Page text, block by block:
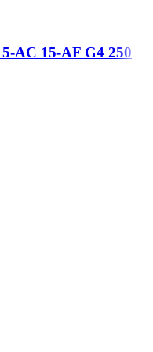
AC 15-AF G4 250